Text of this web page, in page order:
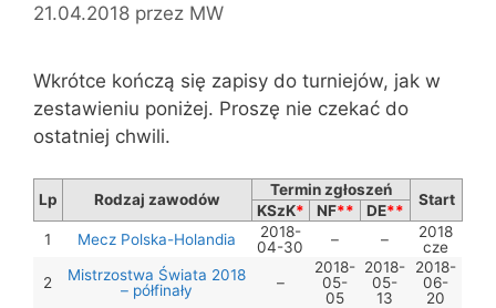
21.04.2018 przez MW
Wkrótce kończą się zapisy do turniejów, jak w
zestawieniu poniżej. Proszę nie czekać do
ostatniej chwili.
Lp Rodzaj zawodów
Termin zgłoszeń
Start
KSzK* NF** DE**
1
Mecz Polska-Holandia
2018-
04-30
– –
2018
cze
2
Mistrzostwa Świata 2018
– półfinały
–
2018-
05-
05
2018-
05-
13
2018-
06-
20